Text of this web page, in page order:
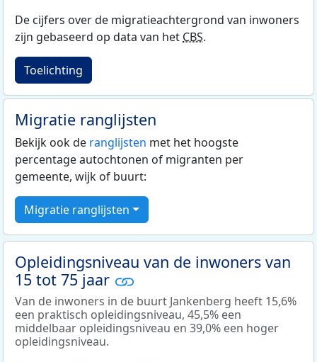
De cijfers over de migratieachtergrond van inwoners
zijn gebaseerd op data van het CBS.
Toelichting
Migratie ranglijsten
Bekijk ook de ranglijsten met het hoogste
percentage autochtonen of migranten per
gemeente, wijk of buurt:
Migratie ranglijsten
Opleidingsniveau van de inwoners van
15 tot 75 jaar
Van de inwoners in de buurt Jankenberg heeft 15,6%
een praktisch opleidingsniveau, 45,5% een
middelbaar opleidingsniveau en 39,0% een hoger
opleidingsniveau.